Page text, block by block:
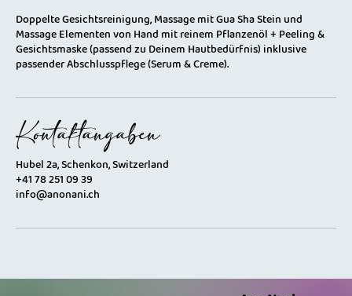
Doppelte Gesichtsreinigung, Massage mit Gua Sha Stein und
Massage Elementen von Hand mit reinem Pflanzenöl + Peeling &
Gesichtsmaske (passend zu Deinem Hautbedürfnis) inklusive
passender Abschlusspflege (Serum & Creme).
Kontaktangaben
Hubel 2a, Schenkon, Switzerland
+41 78 251 09 39
info@anonani.ch